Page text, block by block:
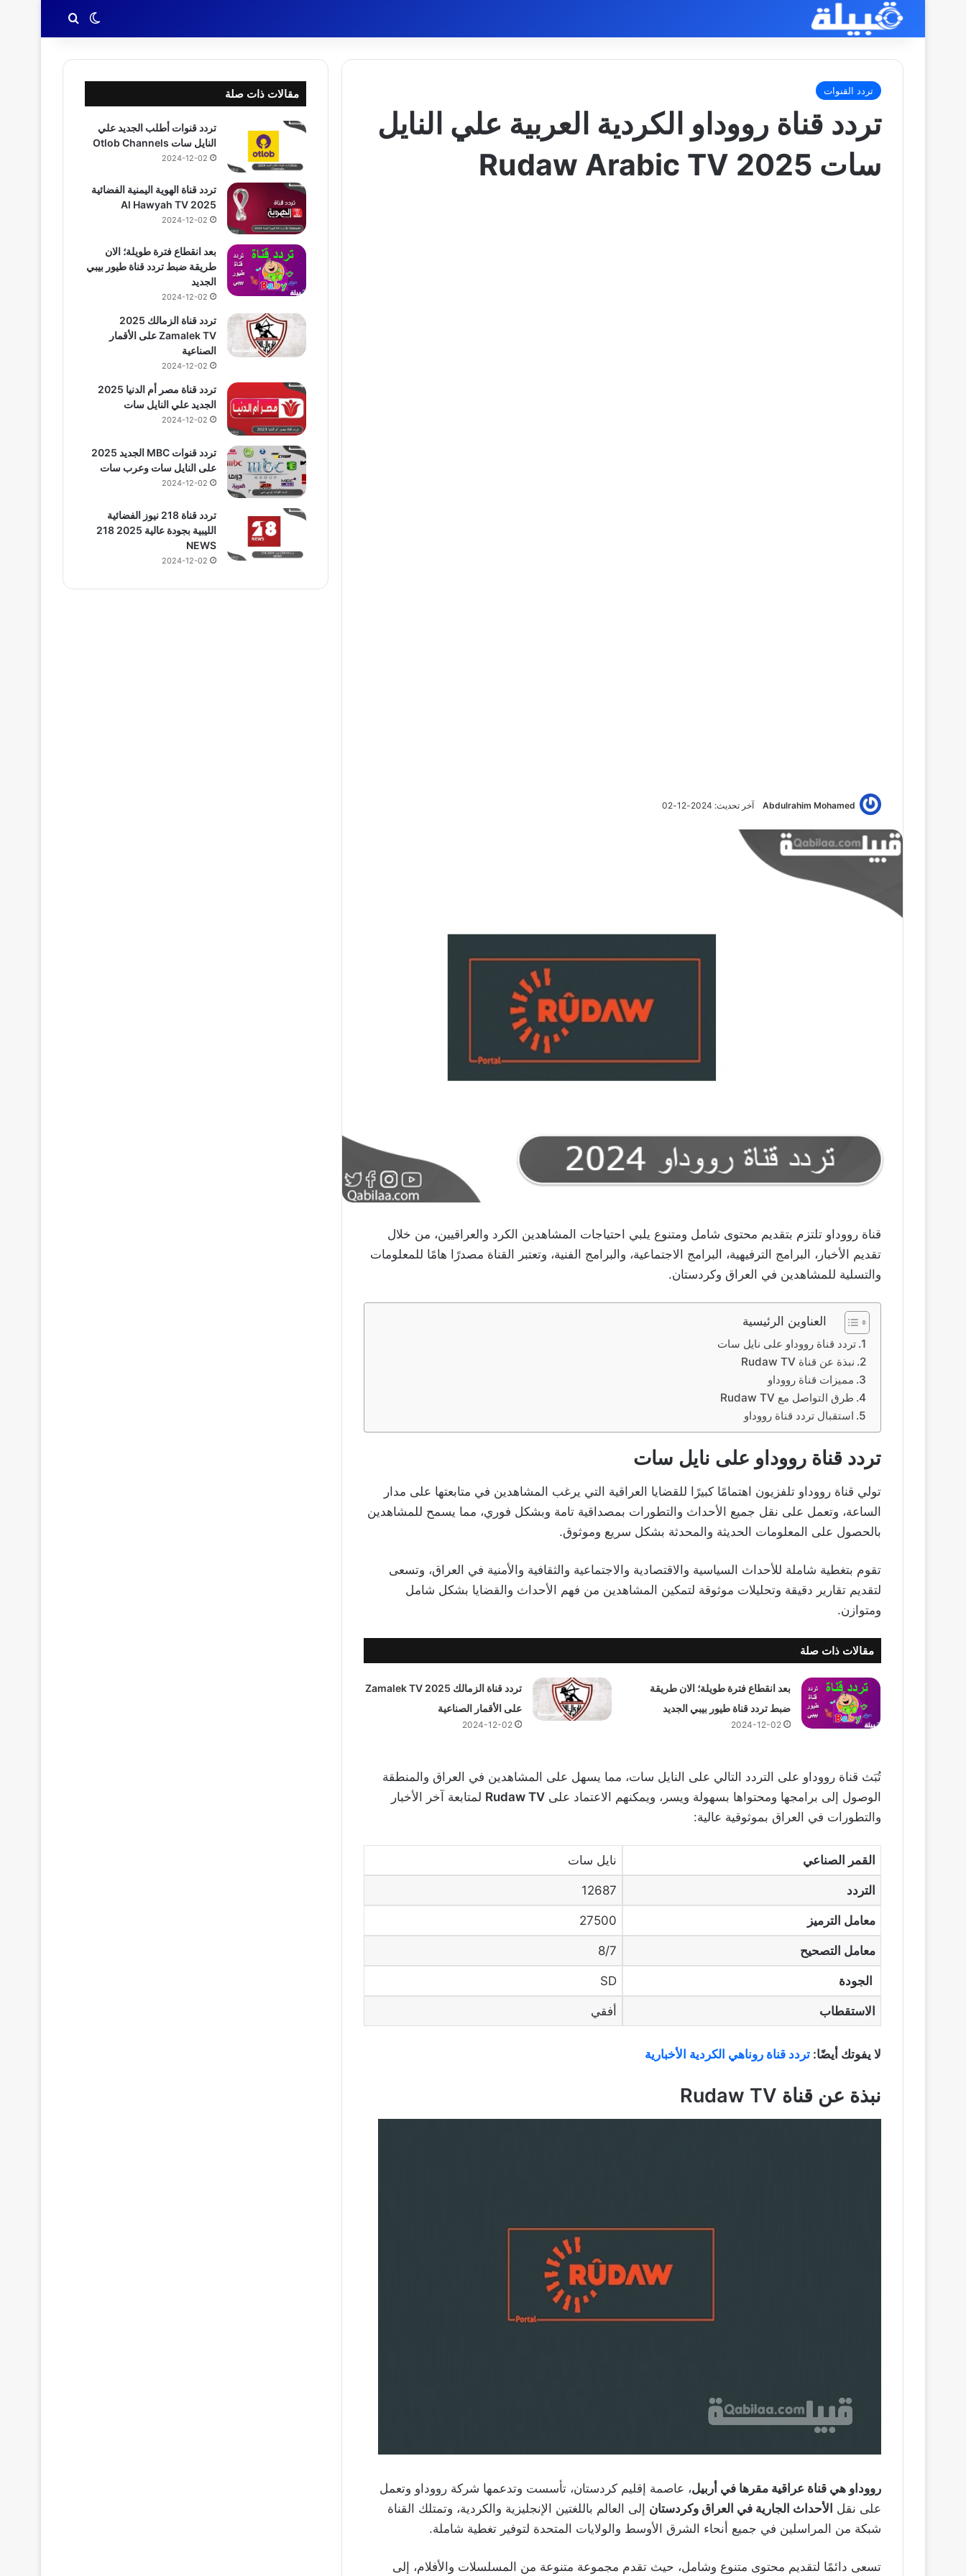
الوضع المظلم
بحث عن
تردد القنوات
تردد قناة رووداو الكردية العربية علي النايل
سات 2025 Rudaw Arabic TV
Abdulrahim Mohamed آخر تحديث: 2024-12-02
قناة رووداو تلتزم بتقديم محتوى شامل ومتنوع يلبي احتياجات المشاهدين الكرد والعراقيين، من خلال
تقديم الأخبار، البرامج الترفيهية، البرامج الاجتماعية، والبرامج الفنية، وتعتبر القناة مصدرًا هامًا للمعلومات
والتسلية للمشاهدين في العراق وكردستان.
العناوين الرئيسية
تردد قناة رووداو على نايل سات
نبذة عن قناة Rudaw TV
مميزات قناة رووداو
طرق التواصل مع Rudaw TV
استقبال تردد قناة رووداو
تردد قناة رووداو على نايل سات
تولي قناة رووداو تلفزيون اهتمامًا كبيرًا للقضايا العراقية التي يرغب المشاهدين في متابعتها على مدار
الساعة، وتعمل على نقل جميع الأحداث والتطورات بمصداقية تامة وبشكل فوري، مما يسمح للمشاهدين
بالحصول على المعلومات الحديثة والمحدثة بشكل سريع وموثوق.
تقوم بتغطية شاملة للأحداث السياسية والاقتصادية والاجتماعية والثقافية والأمنية في العراق، وتسعى
لتقديم تقارير دقيقة وتحليلات موثوقة لتمكين المشاهدين من فهم الأحداث والقضايا بشكل شامل
ومتوازن.
مقالات ذات صلة
بعد انقطاع فترة طويلة؛ الان طريقة
ضبط تردد قناة طيور بيبي الجديد
2024-12-02
تردد قناة الزمالك 2025 Zamalek TV
على الأقمار الصناعية
2024-12-02
تُبَث قناة رووداو على التردد التالي على النايل سات، مما يسهل على المشاهدين في العراق والمنطقة
الوصول إلى برامجها ومحتواها بسهولة ويسر، ويمكنهم الاعتماد على Rudaw TV لمتابعة آخر الأخبار
والتطورات في العراق بموثوقية عالية:
القمر الصناعي نايل سات
التردد 12687
معامل الترميز 27500
معامل التصحيح 8/7
الجودة SD
الاستقطاب أفقي
لا يفوتك أيضًا: تردد قناة روناهي الكردية الأخبارية
نبذة عن قناة Rudaw TV
رووداو هي قناة عراقية مقرها في أربيل، عاصمة إقليم كردستان، تأسست وتدعمها شركة رووداو وتعمل
على نقل الأحداث الجارية في العراق وكردستان إلى العالم باللغتين الإنجليزية والكردية، وتمتلك القناة
شبكة من المراسلين في جميع أنحاء الشرق الأوسط والولايات المتحدة لتوفير تغطية شاملة.
تسعى دائمًا لتقديم محتوى متنوع وشامل، حيث تقدم مجموعة متنوعة من المسلسلات والأفلام، إلى
مقالات ذات صلة
تردد قنوات أطلب الجديد علي
النايل سات Otlob Channels
2024-12-02
تردد قناة الهوية اليمنية الفضائية
2025 Al Hawyah TV
2024-12-02
بعد انقطاع فترة طويلة؛ الان
طريقة ضبط تردد قناة طيور بيبي
الجديد
2024-12-02
تردد قناة الزمالك 2025
Zamalek TV على الأقمار
الصناعية
2024-12-02
تردد قناة مصر أم الدنيا 2025
الجديد علي النايل سات
2024-12-02
تردد قنوات MBC الجديد 2025
على النايل سات وعرب سات
2024-12-02
تردد قناة 218 نيوز الفضائية
الليبية بجودة عالية 2025 218
NEWS
2024-12-02